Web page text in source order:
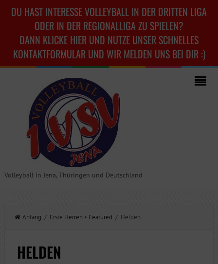
DU HAST INTERESSE VOLLEYBALL IN DER DRITTEN LIGA
ODER IN DER REGIONALLIGA ZU SPIELEN?
DANN KLICKE HIER UND NUTZE UNSER SCHNELLES
KONTAKTFORMULAR UND WIR MELDEN UNS BEI DIR :)
Volleyball in Jena, Thüringen und Deutschland
Anfang / Erste Herren • Featured / Helden
HELDEN